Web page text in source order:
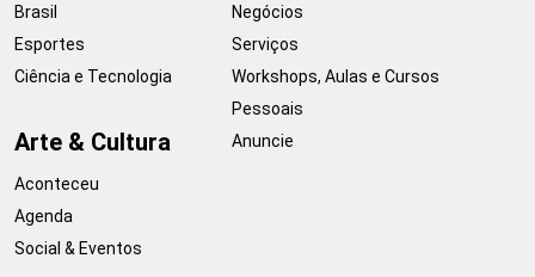
Brasil
Esportes
Ciência e Tecnologia
Arte & Cultura
Aconteceu
Agenda
Social & Eventos
Negócios
Serviços
Workshops, Aulas e Cursos
Pessoais
Anuncie